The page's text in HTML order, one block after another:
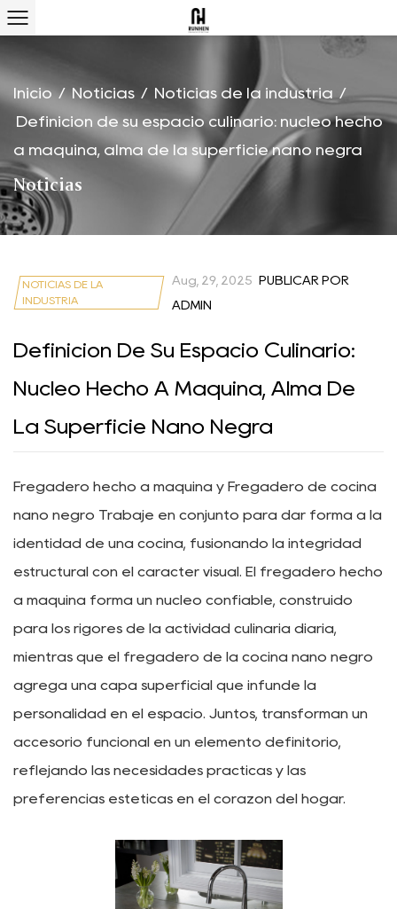
Inicio / Noticias / Noticias de la industria /
Definición de su espacio culinario: núcleo hecho
a máquina, alma de la superficie nano negra
Noticias
NOTICIAS DE LA
INDUSTRIA
Aug, 29, 2025 PUBLICAR POR
ADMIN
Definición De Su Espacio Culinario:
Núcleo Hecho A Máquina, Alma De
La Superficie Nano Negra
Fregadero hecho a máquina y Fregadero de cocina
nano negro Trabaje en conjunto para dar forma a la
identidad de una cocina, fusionando la integridad
estructural con el carácter visual. El fregadero hecho
a máquina forma un núcleo confiable, construido
para los rigores de la actividad culinaria diaria,
mientras que el fregadero de la cocina nano negro
agrega una capa superficial que infunde la
personalidad en el espacio. Juntos, transforman un
accesorio funcional en un elemento definitorio,
reflejando las necesidades prácticas y las
preferencias estéticas en el corazón del hogar.